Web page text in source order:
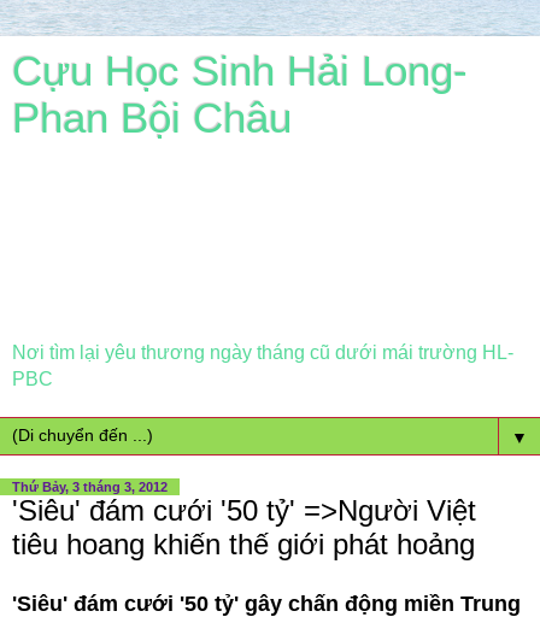
Cựu Học Sinh Hải Long-
Phan Bội Châu
Nơi tìm lại yêu thương ngày tháng cũ dưới mái trường HL-
PBC
▼
Thứ Bảy, 3 tháng 3, 2012
'Siêu' đám cưới '50 tỷ' =>Người Việt
tiêu hoang khiến thế giới phát hoảng
'Siêu' đám cưới '50 tỷ' gây chấn động miền Trung